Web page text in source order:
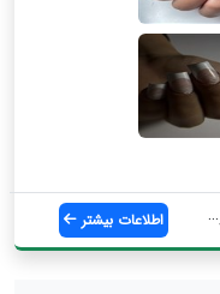
اطلاعات بیشتر